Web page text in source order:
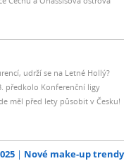
udrží se na Letné Hollý?
předkolo Konferenční ligy
měl před lety působit v Česku!
Nové make-up trendy